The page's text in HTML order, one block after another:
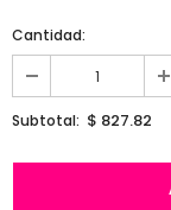
Cantidad:
Subtotal: $ 827.82